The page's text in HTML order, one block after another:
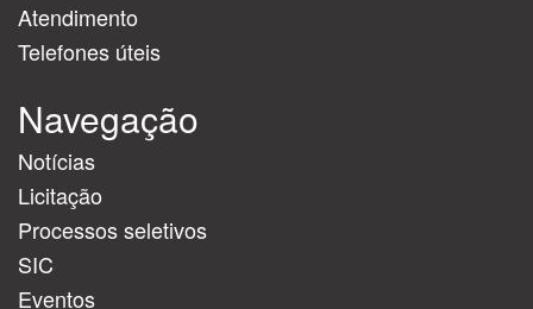
Atendimento
Telefones úteis
Navegação
Notícias
Licitação
Processos seletivos
SIC
Eventos